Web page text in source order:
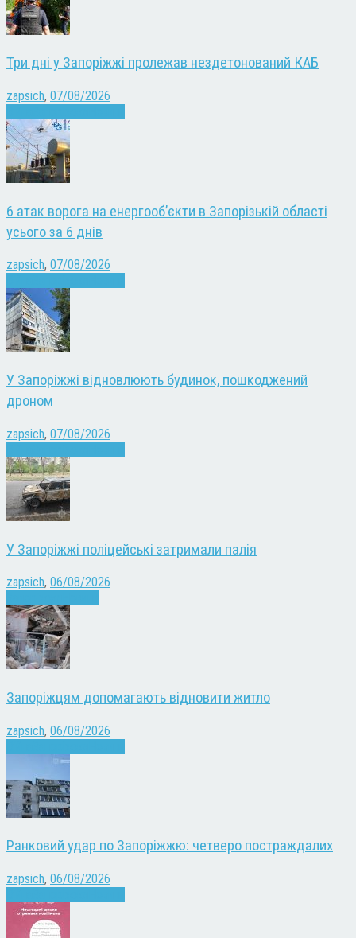
Три дні у Запоріжжі пролежав нездетонований КАБ
zapsich, 07/08/2026
6 атак ворога на енергооб’єкти в Запорізькій області
усього за 6 днів
zapsich, 07/08/2026
У Запоріжжі відновлюють будинок, пошкоджений
дроном
zapsich, 07/08/2026
У Запоріжжі поліцейські затримали палія
zapsich, 06/08/2026
Запоріжцям допомагають відновити житло
zapsich, 06/08/2026
Ранковий удар по Запоріжжю: четверо постраждалих
zapsich, 06/08/2026